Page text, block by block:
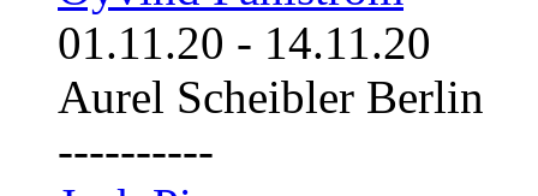
01.11.20 - 14.11.20
Aurel Scheibler Berlin
----------